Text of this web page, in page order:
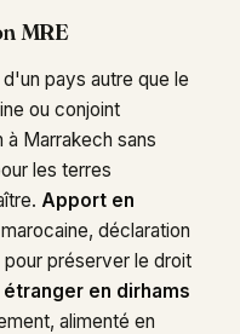
MRE
pays autre que le
ou conjoint
à Marrakech sans
les terres
Apport en
déclaration
préserver le droit
en dirhams
alimenté en